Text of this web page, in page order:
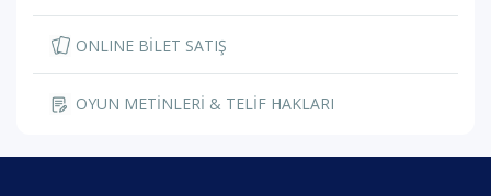
ONLINE BİLET SATIŞ
OYUN METİNLERİ & TELİF HAKLARI